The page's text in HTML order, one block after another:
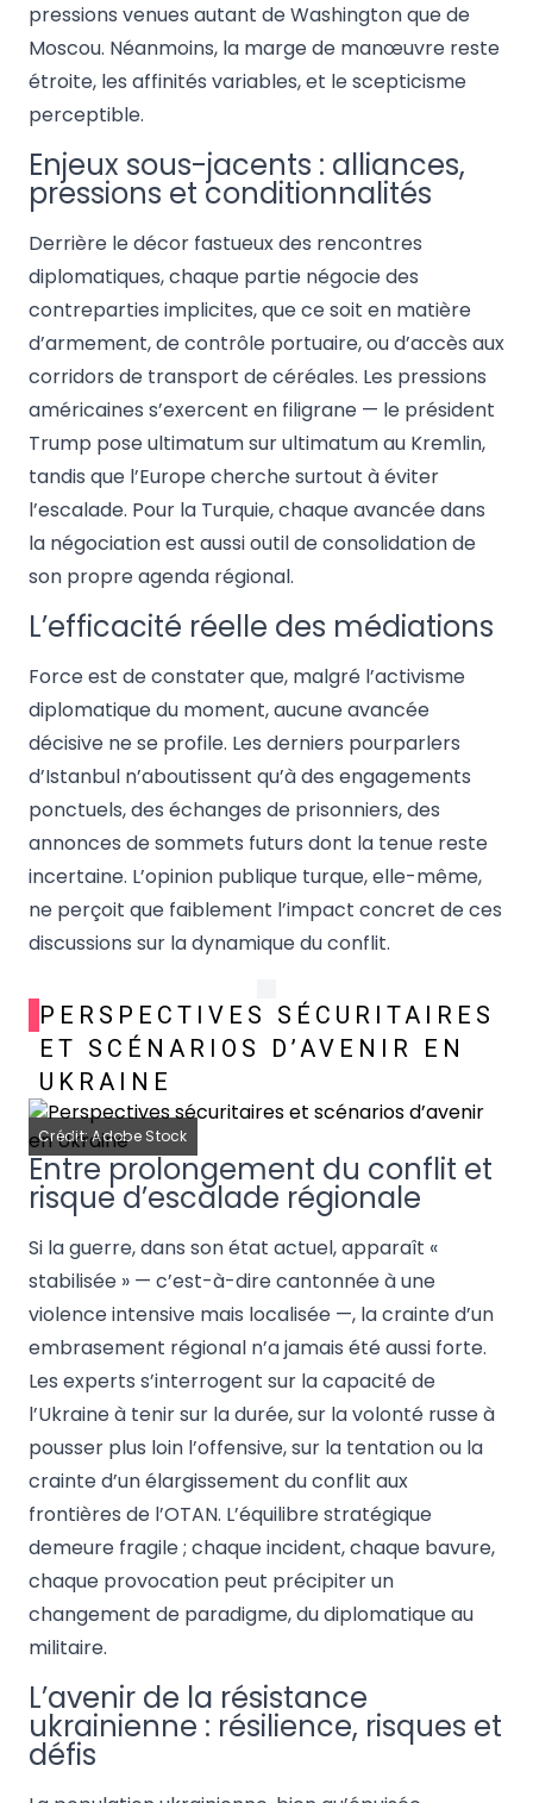
pressions venues autant de Washington que de
Moscou. Néanmoins, la marge de manœuvre reste
étroite, les affinités variables, et le scepticisme
perceptible.
Enjeux sous-jacents : alliances,
pressions et conditionnalités
Derrière le décor fastueux des rencontres
diplomatiques, chaque partie négocie des
contreparties implicites, que ce soit en matière
d’armement, de contrôle portuaire, ou d’accès aux
corridors de transport de céréales. Les pressions
américaines s’exercent en filigrane — le président
Trump pose ultimatum sur ultimatum au Kremlin,
tandis que l’Europe cherche surtout à éviter
l’escalade. Pour la Turquie, chaque avancée dans
la négociation est aussi outil de consolidation de
son propre agenda régional.
L’efficacité réelle des médiations
Force est de constater que, malgré l’activisme
diplomatique du moment, aucune avancée
décisive ne se profile. Les derniers pourparlers
d’Istanbul n’aboutissent qu’à des engagements
ponctuels, des échanges de prisonniers, des
annonces de sommets futurs dont la tenue reste
incertaine. L’opinion publique turque, elle-même,
ne perçoit que faiblement l’impact concret de ces
discussions sur la dynamique du conflit.
PERSPECTIVES SÉCURITAIRES
ET SCÉNARIOS D’AVENIR EN
UKRAINE
Crédit: Adobe Stock
Entre prolongement du conflit et
risque d’escalade régionale
Si la guerre, dans son état actuel, apparaît «
stabilisée » — c’est-à-dire cantonnée à une
violence intensive mais localisée —, la crainte d’un
embrasement régional n’a jamais été aussi forte.
Les experts s’interrogent sur la capacité de
l’Ukraine à tenir sur la durée, sur la volonté russe à
pousser plus loin l’offensive, sur la tentation ou la
crainte d’un élargissement du conflit aux
frontières de l’OTAN. L’équilibre stratégique
demeure fragile ; chaque incident, chaque bavure,
chaque provocation peut précipiter un
changement de paradigme, du diplomatique au
militaire.
L’avenir de la résistance
ukrainienne : résilience, risques et
défis